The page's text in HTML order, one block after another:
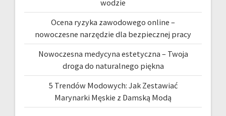
wodzie
Ocena ryzyka zawodowego online –
nowoczesne narzędzie dla bezpiecznej pracy
Nowoczesna medycyna estetyczna – Twoja
droga do naturalnego piękna
5 Trendów Modowych: Jak Zestawiać
Marynarki Męskie z Damską Modą